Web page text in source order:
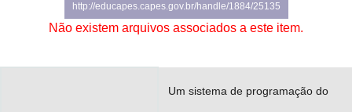
Advocacia-Geral da União
http://educapes.capes.gov.br/handle/1884/25135
Não existem arquivos associados a este item.
Um sistema de programação do